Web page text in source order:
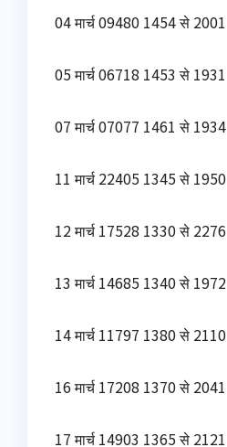
04 मार्च 09480 1454 से 2001
05 मार्च 06718 1453 से 1931
07 मार्च 07077 1461 से 1934
11 मार्च 22405 1345 से 1950
12 मार्च 17528 1330 से 2276
13 मार्च 14685 1340 से 1972
14 मार्च 11797 1380 से 2110
16 मार्च 17208 1370 से 2041
17 मार्च 14903 1365 से 2121